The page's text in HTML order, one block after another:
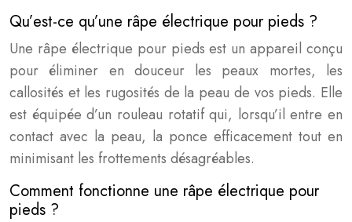
Qu’est-ce qu’une râpe électrique pour pieds ?
Une râpe électrique pour pieds est un appareil conçu
pour éliminer en douceur les peaux mortes, les
callosités et les rugosités de la peau de vos pieds. Elle
est équipée d’un rouleau rotatif qui, lorsqu’il entre en
contact avec la peau, la ponce efficacement tout en
minimisant les frottements désagréables.
Comment fonctionne une râpe électrique pour
pieds ?